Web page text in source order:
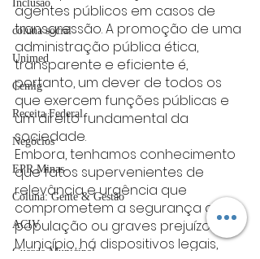
Inclusão
coluna social
Unimed
Cemig
Receita Federal
Negócios
EPR Minas
Coluna: Gente & Gestão
ACIV
Guarda Municipal
agentes públicos em casos de
transgressão. A promoção de uma
administração pública ética,
transparente e eficiente é,
portanto, um dever de todos os
que exercem funções públicas e
um direito fundamental da
sociedade.
Embora, tenhamos conhecimento
que fatos supervenientes de
relevância e urgência que
comprometem a segurança da
população ou graves prejuízos ao
Município, há dispositivos legais,